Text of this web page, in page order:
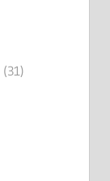
(31)